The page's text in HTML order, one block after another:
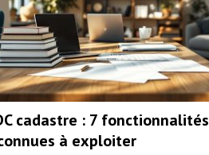
cadastre : 7 fonctionnalités
à exploiter